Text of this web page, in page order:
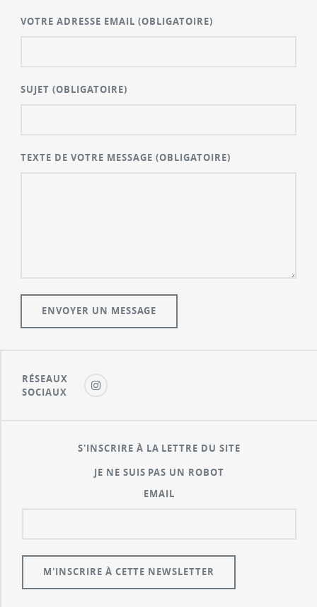
VOTRE ADRESSE EMAIL(OBLIGATOIRE)
SUJET(OBLIGATOIRE)
TEXTE DE VOTRE MESSAGE(OBLIGATOIRE)
RÉSEAUX
SOCIAUX
S'INSCRIRE À LA LETTRE DU SITE
JE NE SUIS PAS UN ROBOT
EMAIL